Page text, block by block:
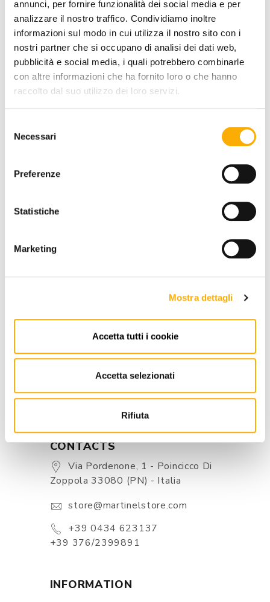
annunci, per fornire funzionalità dei social media e per
analizzare il nostro traffico. Condividiamo inoltre
informazioni sul modo in cui utilizza il nostro sito con i
nostri partner che si occupano di analisi dei dati web,
pubblicità e social media, i quali potrebbero combinarle
con altre informazioni che ha fornito loro o che hanno
raccolto dal suo utilizzo dei loro servizi.
delNecessari
Preferenze
Statistiche
Marketing
Mostra dettagli
Accetta tutti i cookie
Accetta selezionati
Rifiuta
COATING FINISH:
COLOR:
BEST PRICE GUARANTEED
CONTACTS
Via Pordenone, 1 - Poincicco Di
Zoppola 33080 (PN) - Italia
store@martinelstore.com
+39 0434 623137
+39 376/2399891
INFORMATION